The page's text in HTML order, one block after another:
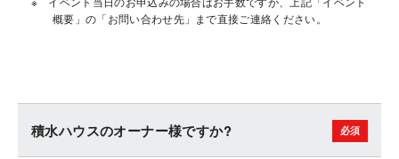
概要」の「お問い合わせ先」まで直接ご連絡ください。
積水ハウスのオーナー様ですか?